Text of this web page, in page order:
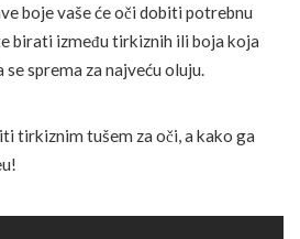
boje vaše će oči dobiti potrebnu
birati između tirkiznih ili boja koja
sprema za najveću oluju.
tirkiznim tušem za oči, a kako ga